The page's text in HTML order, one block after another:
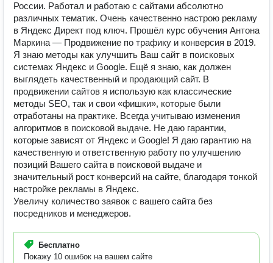
России. Работал и работаю с сайтами абсолютно
различных тематик. Очень качественно настрою рекламу
в Яндекс Директ под ключ. Прошёл курс обучения Антона
Маркина — Продвижение по трафику и конверсия в 2019.
Я знаю методы как улучшить Ваш сайт в поисковых
системах Яндекс и Google. Ещё я знаю, как должен
выглядеть качественный и продающий сайт. В
продвижении сайтов я использую как классические
методы SEO, так и свои «фишки», которые были
отработаны на практике. Всегда учитываю изменения
алгоритмов в поисковой выдаче. Не даю гарантии,
которые зависят от Яндекс и Google! Я даю гарантию на
качественную и ответственную работу по улучшению
позиций Вашего сайта в поисковой выдаче и
значительный рост конверсий на сайте, благодаря тонкой
настройке рекламы в Яндекс.
Увеличу количество заявок с вашего сайта без
посредников и менеджеров.
Бесплатно
Покажу 10 ошибок на вашем сайте